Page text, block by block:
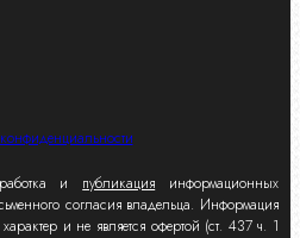
и публикация информационных
согласия владельца. Информация
и не является офертой (ст. 437 ч. 1